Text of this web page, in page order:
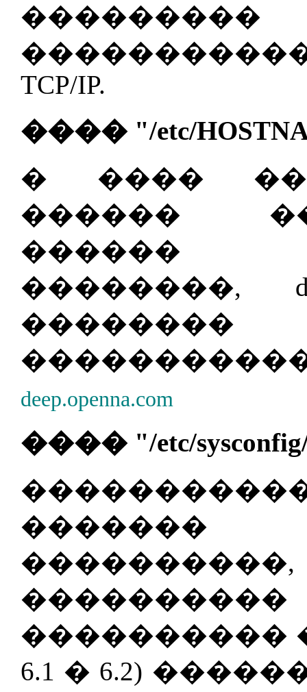
TCP/IP.
���� "/etc/
� ����
������
������
��������,
deep.openna.com
���� "/etc/sysconfig/
����������
6.1 � 6.2)